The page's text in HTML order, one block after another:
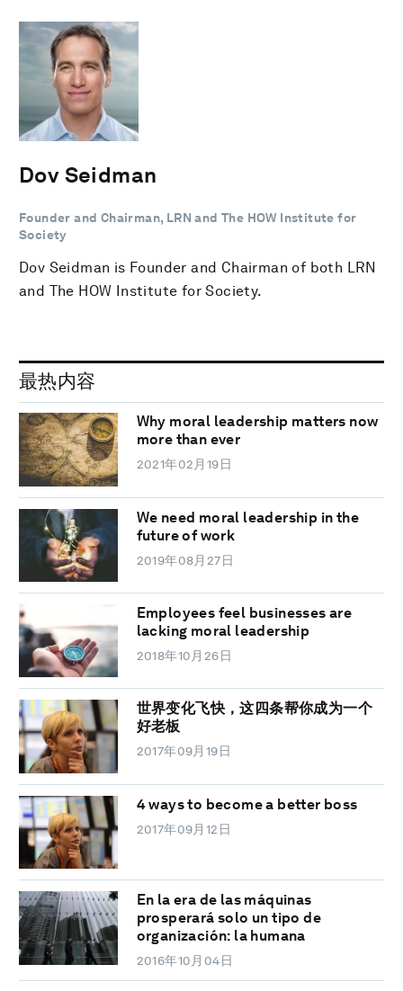
Dov Seidman
Founder and Chairman, LRN and The HOW Institute for
Society
Dov Seidman is Founder and Chairman of both LRN
and The HOW Institute for Society.
最热内容
Why moral leadership matters now
more than ever
2021年02月19日
We need moral leadership in the
future of work
2019年08月27日
Employees feel businesses are
lacking moral leadership
2018年10月26日
世界变化飞快，这四条帮你成为一个
好老板
2017年09月19日
4 ways to become a better boss
2017年09月12日
En la era de las máquinas
prosperará solo un tipo de
organización: la humana
2016年10月04日